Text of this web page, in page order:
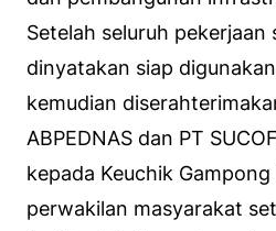
Setelah seluruh pekerjaan
dinyatakan siap
kemudian
ABPEDNAS dan PT
kepada Keuchik
perwakilan masyarakat